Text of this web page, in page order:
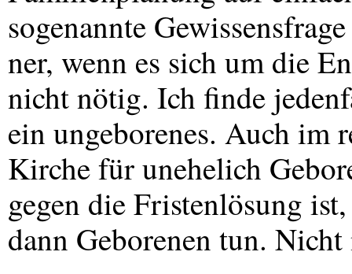
sogenannte
ner, wenn es sich um die
nicht nötig. Ich finde
ein ungeborenes. Auch im
Kirche für unehelich
gegen die Fristenlösung
dann Geborenen tun.